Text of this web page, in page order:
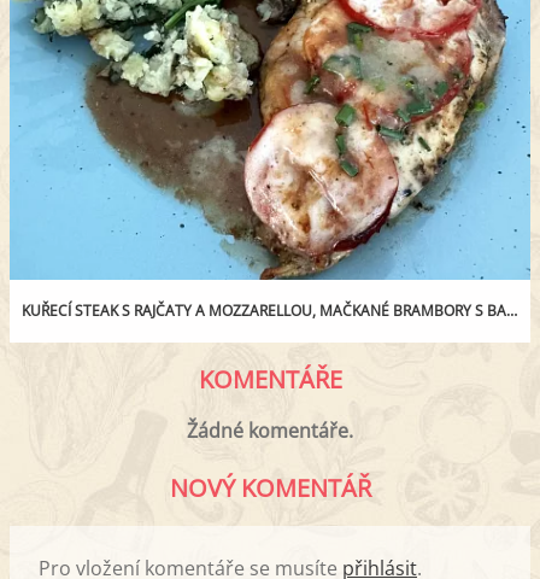
KUŘECÍ STEAK S RAJČATY A MOZZARELLOU, MAČKANÉ BRAMBORY S BABY ŠPENÁTEM
KOMENTÁŘE
Žádné komentáře.
NOVÝ KOMENTÁŘ
Pro vložení komentáře se musíte přihlásit.